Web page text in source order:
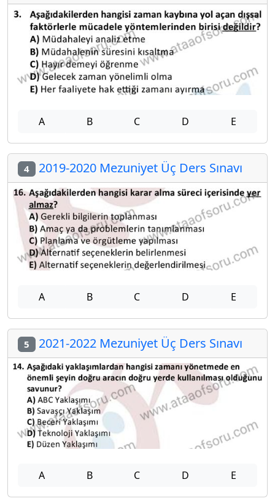
A B C D E
4 2019-2020 Mezuniyet Üç Ders Sınavı
A B C D E
5 2021-2022 Mezuniyet Üç Ders Sınavı
A B C D E